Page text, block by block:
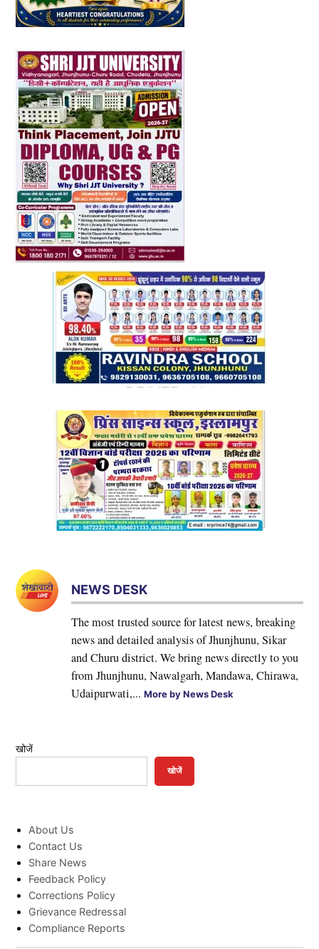
NEWS DESK
The most trusted source for latest news, breaking
news and detailed analysis of Jhunjhunu, Sikar
and Churu district. We bring news directly to you
from Jhunjhunu, Nawalgarh, Mandawa, Chirawa,
Udaipurwati,...More by News Desk
खोजें
खोजें
About Us
Contact Us
Share News
Feedback Policy
Corrections Policy
Grievance Redressal
Compliance Reports